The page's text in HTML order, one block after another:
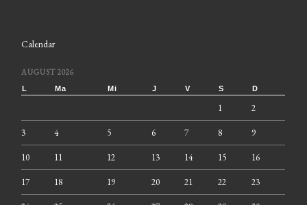
Calendar
AUGUST 2026
L Ma Mi J V S D
1 2
3 4 5 6 7 8 9
10 11 12 13 14 15 16
17 18 19 20 21 22 23